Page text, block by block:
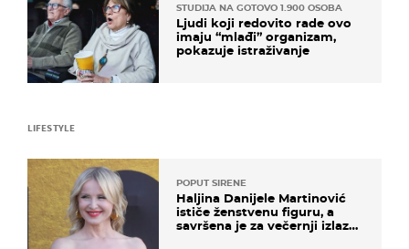
STUDIJA NA GOTOVO 1.900 OSOBA
Ljudi koji redovito rade ovo
imaju “mlađi” organizam,
pokazuje istraživanje
LIFESTYLE
POPUT SIRENE
Haljina Danijele Martinović
ističe ženstvenu figuru, a
savršena je za večernji izlazak